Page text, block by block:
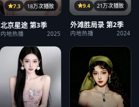
25集
7.3 18万次播放
北京星途 第3季
内地热播 2025
21集
9.4 21万次播放
外滩胜局录 第2季
内地热播 2024